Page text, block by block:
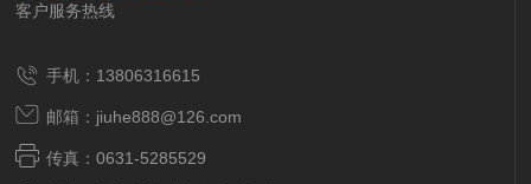
客户服务热线
手机：13806316615
邮箱：jiuhe888@126.com
传真：0631-5285529